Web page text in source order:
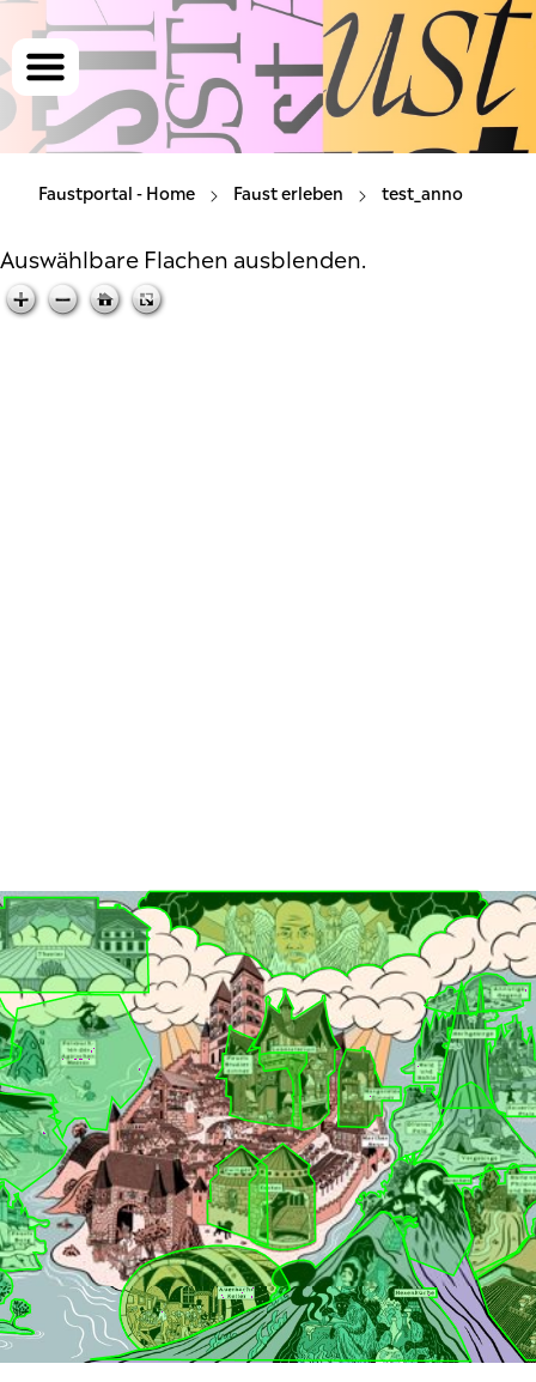
Menü
Faustportal - Home
Faust erleben
Faust erforschen
Faustportal - Home Faust erleben test_anno
Auswählbare Flachen ausblenden.